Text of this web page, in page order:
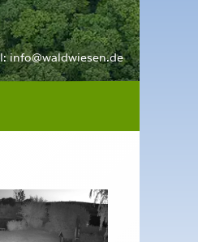
info@waldwiesen.de